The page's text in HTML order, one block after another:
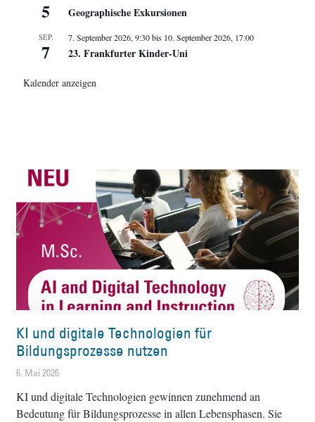
5 Geographische Exkursionen
SEP.
7
7. September 2026, 9:30bis 10. September 2026, 17:00
23. Frankfurter Kinder-Uni
Kalender anzeigen
KI und digitale Technologien für
Bildungsprozesse nutzen
6. Mai 2026
KI und digitale Technologien gewinnen zunehmend an
Bedeutung für Bildungsprozesse in allen Lebensphasen. Sie